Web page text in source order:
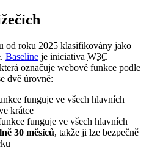
od roku 2025 klasifikovány jako
. Baseline je iniciativa W3C
označuje webové funkce podle
dvě úrovně:
funguje ve všech hlavních
krátce
funguje ve všech hlavních
30 měsíců, takže ji lze bezpečně